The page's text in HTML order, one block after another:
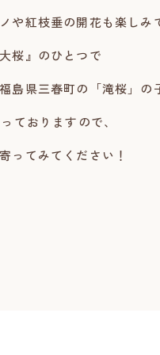
や紅枝垂の開花も楽しみ
桜』のひとつで
島県三春町の「滝桜」の
ておりますので、
ってみてください！